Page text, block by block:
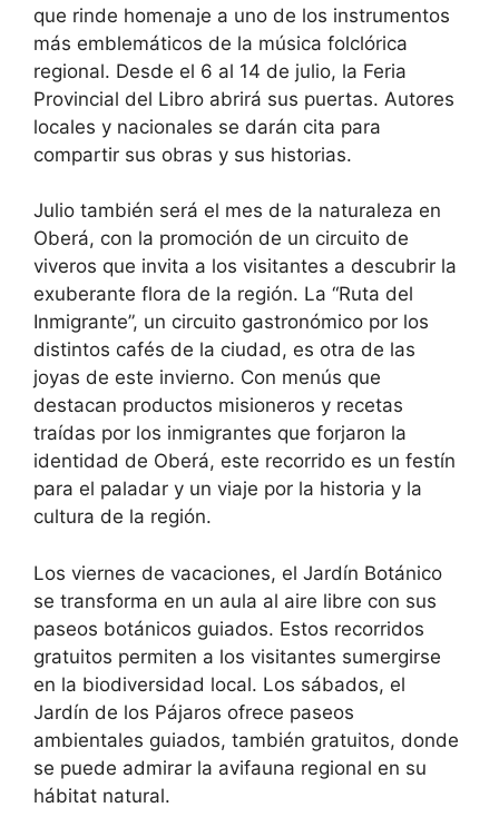
que rinde homenaje a uno de los instrumentos
más emblemáticos de la música folclórica
regional. Desde el 6 al 14 de julio, la Feria
Provincial del Libro abrirá sus puertas. Autores
locales y nacionales se darán cita para
compartir sus obras y sus historias.
Julio también será el mes de la naturaleza en
Oberá, con la promoción de un circuito de
viveros que invita a los visitantes a descubrir la
exuberante flora de la región. La “Ruta del
Inmigrante”, un circuito gastronómico por los
distintos cafés de la ciudad, es otra de las
joyas de este invierno. Con menús que
destacan productos misioneros y recetas
traídas por los inmigrantes que forjaron la
identidad de Oberá, este recorrido es un festín
para el paladar y un viaje por la historia y la
cultura de la región.
Los viernes de vacaciones, el Jardín Botánico
se transforma en un aula al aire libre con sus
paseos botánicos guiados. Estos recorridos
gratuitos permiten a los visitantes sumergirse
en la biodiversidad local. Los sábados, el
Jardín de los Pájaros ofrece paseos
ambientales guiados, también gratuitos, donde
se puede admirar la avifauna regional en su
hábitat natural.